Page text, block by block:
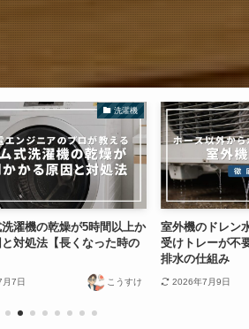
洗濯機
洗濯機の乾燥が5時間以上か
対処法【長くなった時の
7日 こうすけ
室外機のドレン
受けトレーが不
排水の仕組み
2026年7月9日